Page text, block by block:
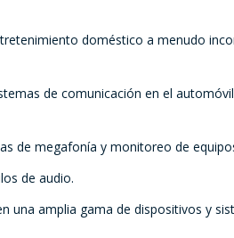
doméstico a menudo
de comunicación en el
de megafonía y monitoreo de
de audio.
una amplia gama de dispositivos y